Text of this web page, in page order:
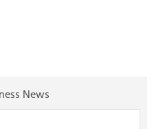
News